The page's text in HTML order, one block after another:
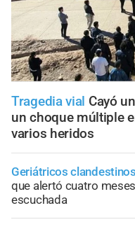
Tragedia vial Cayó
un choque múltiple
varios heridos
Geriátricos clandestinos
que alertó cuatro
escuchada